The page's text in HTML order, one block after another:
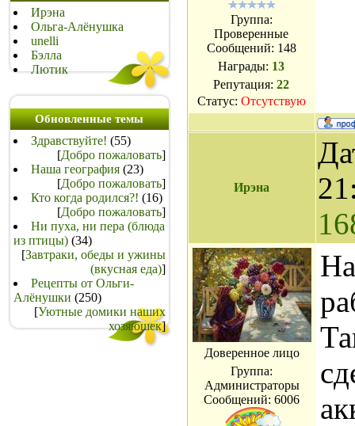
Ирэна
Ольга-Алёнушка
unelli
Бэлла
Лютик
Обновленные темы
Здравствуйте! (55)
[Добро пожаловать]
Наша география (23)
[Добро пожаловать]
Кто когда родился?! (16)
[Добро пожаловать]
Ни пуха, ни пера (блюда
из птицы) (34)
[Завтраки, обеды и ужины
(вкусная еда)]
Рецепты от Ольги-
Алёнушки (250)
[Уютные домики наших
хозяюшек]
Группа:
Проверенные
Сообщений: 148
Награды: 13
Репутация:22
Статус: Отсутствую
Ирэна
Доверенное лицо
Группа:
Администраторы
Сообщений:6006